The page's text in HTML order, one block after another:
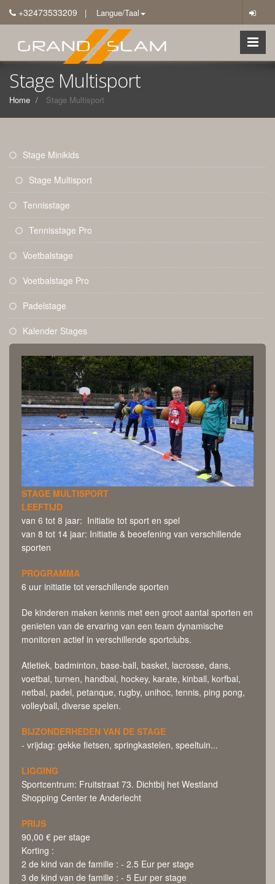
+32473533209 | Langue/Taal
Stage Multisport
Home Stage Multisport
Stage Minikids
Stage Multisport
Tennisstage
Tennisstage Pro
Voetbalstage
Voetbalstage Pro
Padelstage
Kalender Stages
STAGE MULTISPORT
LEEFTIJD
van 6 tot 8 jaar: Initiatie tot sport en spel
van 8 tot 14 jaar: Initiatie & beoefening van verschillende
sporten
PROGRAMMA
6 uur initiatie tot verschillende sporten
De kinderen maken kennis met een groot aantal sporten en
genieten van de ervaring van een team dynamische
monitoren actief in verschillende sportclubs.
Atletiek, badminton, base-ball, basket, lacrosse, dans,
voetbal, turnen, handbal, hockey, karate, kinball, korfbal,
netbal, padel, petanque, rugby, unihoc, tennis, ping pong,
volleyball, diverse spelen.
BIJZONDERHEDEN VAN DE STAGE
- vrijdag: gekke fietsen, springkastelen, speeltuin...
LIGGING
Sportcentrum: Fruitstraat 73. Dichtbij het Westland
Shopping Center te Anderlecht
PRIJS
90,00 € per stage
Korting :
2 de kind van de familie : - 2.5 Eur per stage
3 de kind van de familie : - 5 Eur per stage